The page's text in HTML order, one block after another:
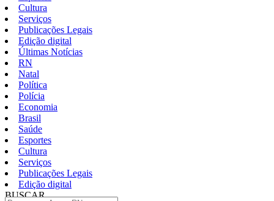
Cultura
Serviços
Publicações Legais
Edição digital
Últimas Notícias
RN
Natal
Política
Polícia
Economia
Brasil
Saúde
Esportes
Cultura
Serviços
Publicações Legais
Edição digital
BUSCAR